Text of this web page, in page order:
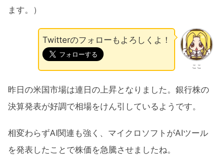
ます。）
ここ
Twitterのフォローもよろしくよ！
昨日の米国市場は連日の上昇となりました。銀行株の
決算発表が好調で相場をけん引しているようです。
相変わらずAI関連も強く、マイクロソフトがAIツール
を発表したことで株価を急騰させましたね。